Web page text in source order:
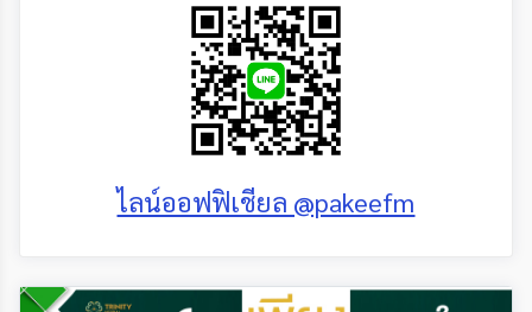
ไลน์ออฟฟิเชียล @pakeefm